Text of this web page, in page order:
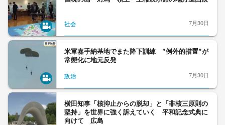
社会 7月30日
米軍嘉手納基地でまた降下訓練 ”例外的措置”が
常態化に地元反発
政治 7月30日
横田知事「核抑止からの脱却」と「非核三原則の
堅持」を世界に強く訴えていく 平和記念式典に
向けて 広島